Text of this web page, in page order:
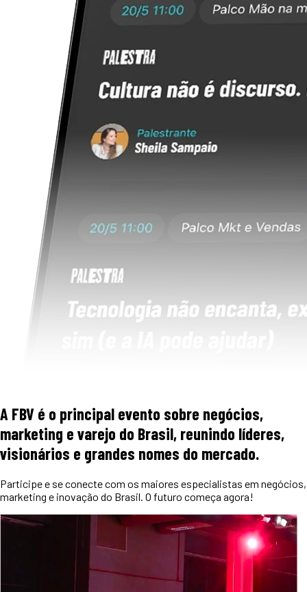
A FBV é o principal evento sobre negócios,
marketing e varejo do Brasil, reunindo líderes,
visionários e grandes nomes do mercado.
Participe e se conecte com os maiores especialistas em negócios,
marketing e inovação do Brasil. O futuro começa agora!